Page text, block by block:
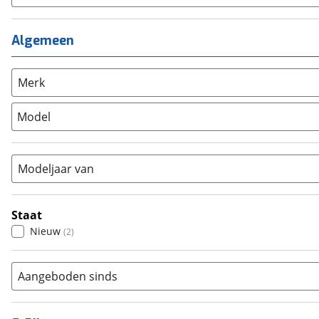
Ligfiets (0)
Mountainbike
Overig (0)
Racefiets
Stadsfiets (0)
Tandem
Vouwfiets (0)
Meisjes
Algemeen
Merk
Model
Modeljaar van
Staat
Nieuw (2)
Aangeboden sinds